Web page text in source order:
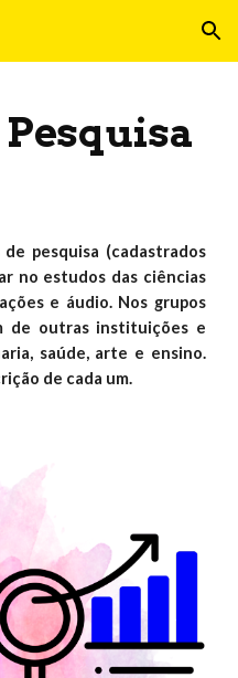
Skip to navigation
pesquisa (cadastrados
no estudos das ciências
e áudio. Nos grupos
de outras instituições e
saúde, arte e ensino.
de cada um.